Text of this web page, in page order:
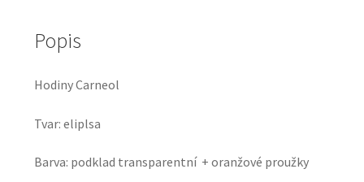
Popis
Hodiny Carneol
Tvar: eliplsa
Barva: podklad transparentní + oranžové proužky